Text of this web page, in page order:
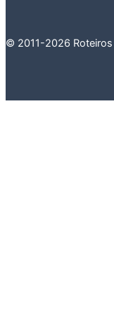
© 2011-2026 Roteiros